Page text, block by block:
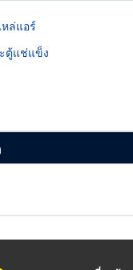
ล่แอร์
ตู้แช่แข็ง